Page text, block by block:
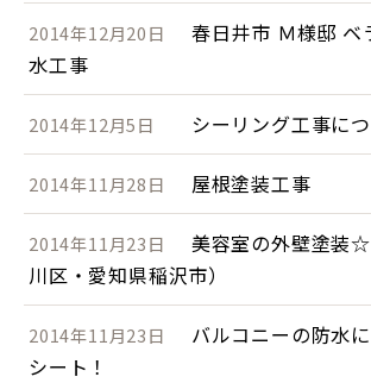
2014年12月20日
春日井市 Ｍ様邸 ベ
水工事
2014年12月5日 シーリング工事に
2014年11月28日 屋根塗装工事
2014年11月23日
美容室の外壁塗装
川区・愛知県稲沢市）
2014年11月23日
バルコニーの防水
シート！